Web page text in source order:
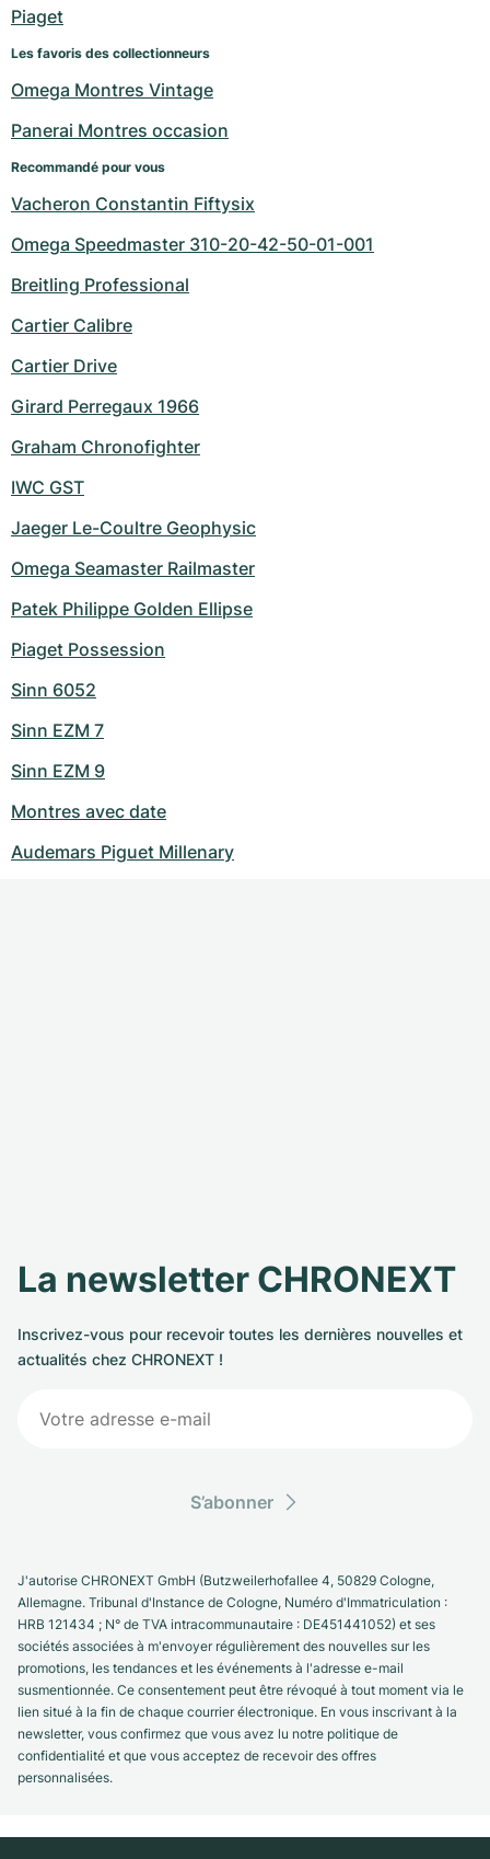
Piaget
Les favoris des collectionneurs
Omega Montres Vintage
Panerai Montres occasion
Recommandé pour vous
Vacheron Constantin Fiftysix
Omega Speedmaster 310-20-42-50-01-001
Breitling Professional
Cartier Calibre
Cartier Drive
Girard Perregaux 1966
Graham Chronofighter
IWC GST
Jaeger Le-Coultre Geophysic
Omega Seamaster Railmaster
Patek Philippe Golden Ellipse
Piaget Possession
Sinn 6052
Sinn EZM 7
Sinn EZM 9
Montres avec date
Audemars Piguet Millenary
La newsletter CHRONEXT
Inscrivez-vous pour recevoir toutes les dernières nouvelles et
actualités chez CHRONEXT !
S’abonner
J'autorise CHRONEXT GmbH (Butzweilerhofallee 4, 50829 Cologne,
Allemagne. Tribunal d'Instance de Cologne, Numéro d'Immatriculation :
HRB 121434 ; N° de TVA intracommunautaire : DE451441052) et ses
sociétés associées à m'envoyer régulièrement des nouvelles sur les
promotions, les tendances et les événements à l'adresse e-mail
susmentionnée. Ce consentement peut être révoqué à tout moment via le
lien situé à la fin de chaque courrier électronique. En vous inscrivant à la
newsletter, vous confirmez que vous avez lu notre politique de
confidentialité et que vous acceptez de recevoir des offres
personnalisées.